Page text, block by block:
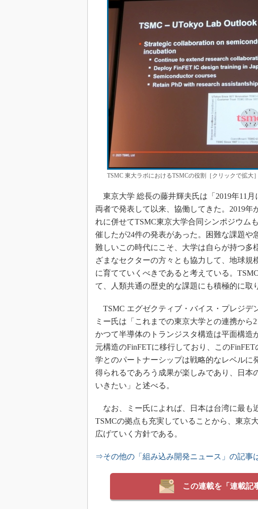
TSMC 東大ラボにおけるTSMCの役割［クリックで拡大
東京大学 総長の藤井輝夫氏は「2019年11
両者で発表して以来、協働してきた。2019
れに併せてTSMC東京大学合同シンポジウム
催したが24件の発表があった。困難な課題
難しいこの時代にこそ、大学は自らが持つ多
ざまなセクターの方々とも協力して、地球
に育てていくべきであると考えている。
て、人類共通の歴史的な課題にも積極的に取
TSMC エグゼクティブ・バイス・プレジデ
ミー氏は「これまでの東京大学との連携から
かつて半導体のトランジスタ構造は平面構造
元構造のFinFETに移行しており、この
学とのパートナーシップは戦略的なレベルに
得られるであろう成果が楽しみであり、日本
いきたい」と述べる。
なお、ミー氏によれば、日本は台湾に最も
TSMCの拠点も充実していることから、東京
広げていく方針である。
⇒その他の「組み込み開発ニュース」の記事
この連載を「連載記